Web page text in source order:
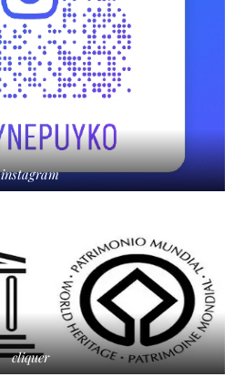
instagram
cliquer